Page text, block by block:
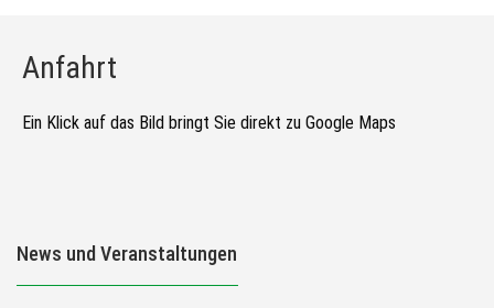
Anfahrt
Ein Klick auf das Bild bringt Sie direkt zu Google Maps
News und Veranstaltungen